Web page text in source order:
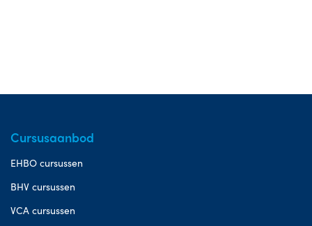
Cursusaanbod
EHBO cursussen
BHV cursussen
VCA cursussen